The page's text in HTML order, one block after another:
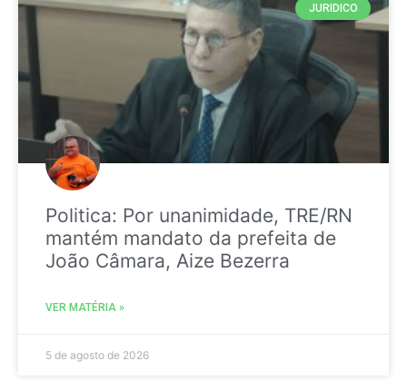
JURIDICO
Politica: Por unanimidade, TRE/RN
mantém mandato da prefeita de
João Câmara, Aize Bezerra
VER MATÉRIA »
5 de agosto de 2026